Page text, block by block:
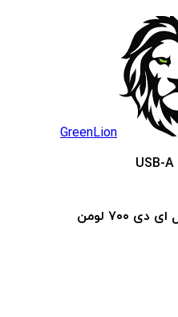
GreenLion
۷۰۰ لومن